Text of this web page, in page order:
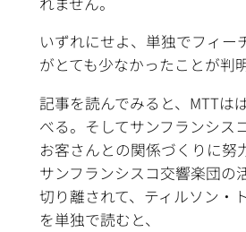
いずれにせよ、単独でフィー
がとても少なかったことが判明
記事を読んでみると、MTTは
べる。そしてサンフランシス
お客さんとの関係づくりに努
サンフランシスコ交響楽団の
切り離されて、ティルソン・
を単独で読むと、